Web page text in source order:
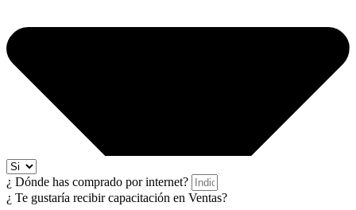
¿ Dónde has comprado por internet?
¿ Te gustaría recibir capacitación en Ventas?